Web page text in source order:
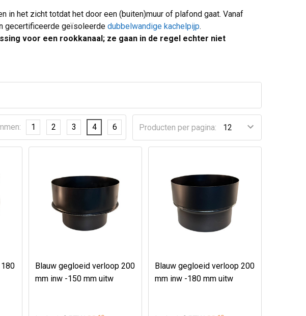
in het zicht totdat het door een (buiten)muur of plafond gaat. Vanaf
gecertificeerde geïsoleerdedubbelwandige kachelpijp.
voor een rookkanaal; ze gaan in de regel echter niet
Producten per pagina:
1 2 3 4 6
Blauw gegloeid verloop 200
mm inw -150 mm uitw
Blauw gegloeid verloop 200
mm inw -180 mm uitw